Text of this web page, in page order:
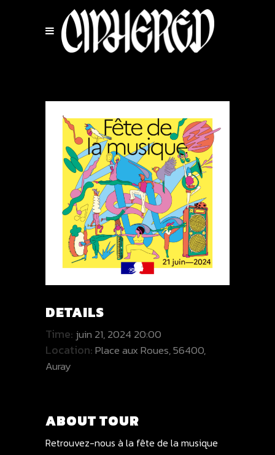
DETAILS
Time: juin 21, 2024 20:00
Location:Place aux Roues, 56400,
Auray
ABOUT TOUR
Retrouvez-nous à la fête de la musique